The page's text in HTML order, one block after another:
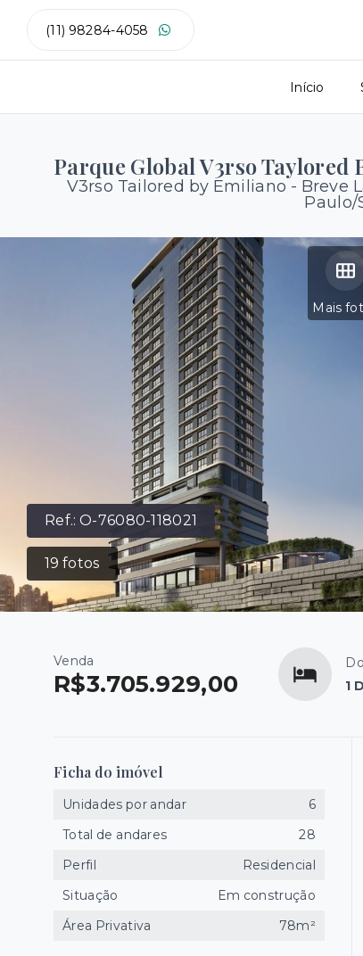
(11) 98284-4058
Início
Parque Global V3rso Taylored
V3rso Tailored by Emiliano - Breve
Paulo/
Ref.:O-76080-118021
19 fotos
Mais
Venda
R$3.705.929,00
1
Ficha do imóvel
Unidades por andar
6
Total de andares
28
Perfil
Residencial
Situação
Em construção
Área Privativa
78m²